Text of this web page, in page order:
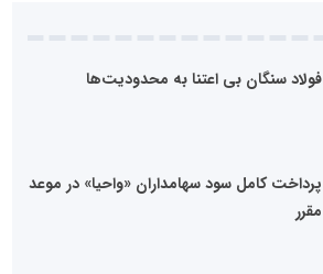
فولاد سنگان بی اعتنا به محدودیت‌ها
پرداخت کامل سود سهامداران «واحیا» در موعد
مقرر